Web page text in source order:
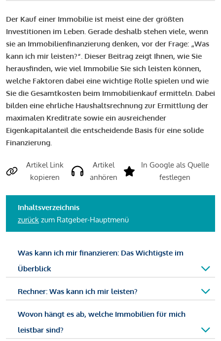
Der Kauf einer Immobilie ist meist eine der größten
Investitionen im Leben. Gerade deshalb stehen viele, wenn
sie an Immobilienfinanzierung denken, vor der Frage: „Was
kann ich mir leisten?“. Dieser Beitrag zeigt Ihnen, wie Sie
herausfinden, wie viel Immobilie Sie sich leisten können,
welche Faktoren dabei eine wichtige Rolle spielen und wie
Sie die Gesamtkosten beim Immobilienkauf ermitteln. Dabei
bilden eine ehrliche Haushaltsrechnung zur Ermittlung der
maximalen Kreditrate sowie ein ausreichender
Eigenkapitalanteil die entscheidende Basis für eine solide
Finanzierung.
Artikel Link
kopieren
Artikel
anhören
In Google als Quelle
festlegen
Inhaltsverzeichnis
zurück zum Ratgeber-Hauptmenü
Was kann ich mir finanzieren: Das Wichtigste im
Überblick
Rechner: Was kann ich mir leisten?
Wovon hängt es ab, welche Immobilien für mich
leistbar sind?